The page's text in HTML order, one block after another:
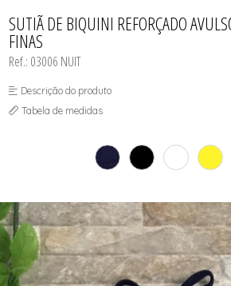
CONJUNTO
CONJUNTO BIQUÍNI
PIJAMA DE VERÃO
ROBE
TOP
SUTIÃ DE BIQUINI REFORÇADO
FINAS
Ref.: 03006 NUIT
Descrição do produto
Tabela de medidas